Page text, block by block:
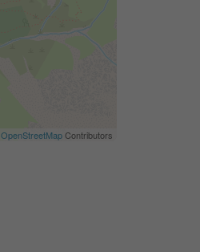
OpenStreetMapContributors